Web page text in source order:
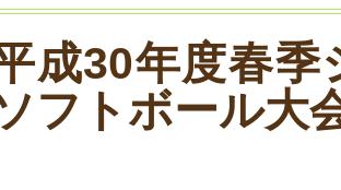
成30年度春
フトボール大